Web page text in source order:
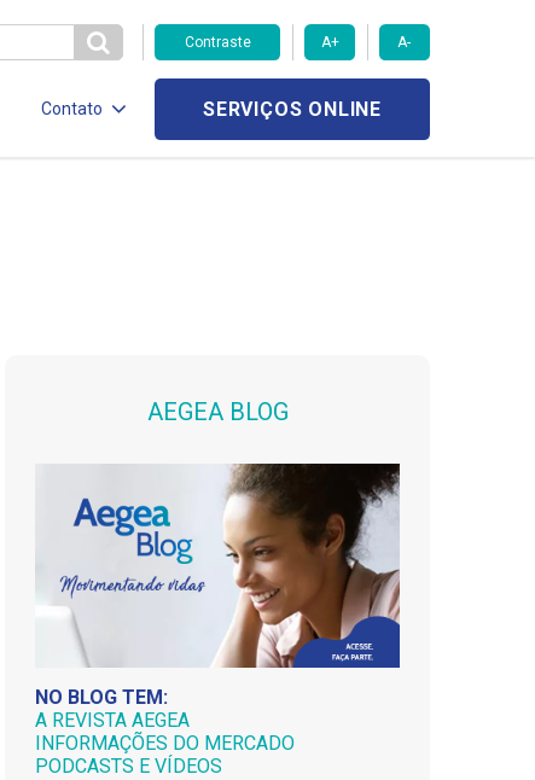
Contraste A+ A-
Contato SERVIÇOS ONLINE
AEGEA BLOG
NO BLOG TEM:
A REVISTA AEGEA
INFORMAÇÕES DO MERCADO
PODCASTS E VÍDEOS